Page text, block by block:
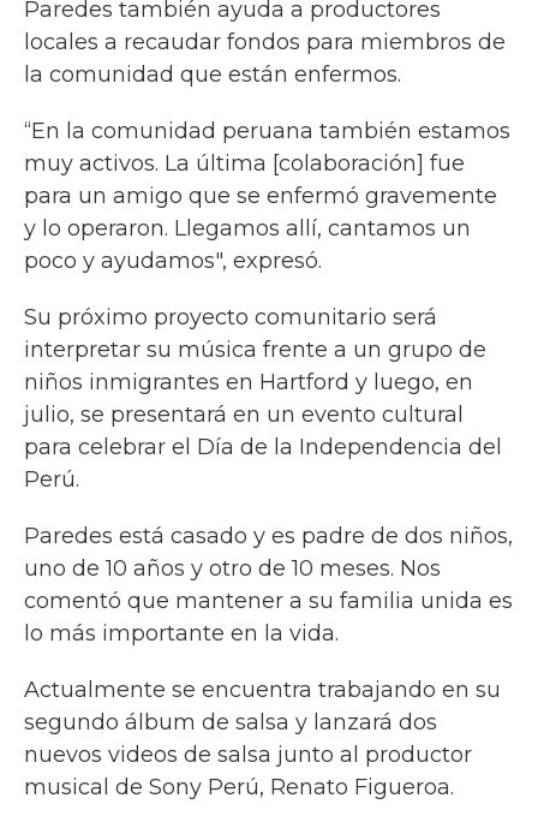
Paredes también ayuda a productores
locales a recaudar fondos para miembros de
la comunidad que están enfermos.
“En la comunidad peruana también estamos
muy activos. La última [colaboración] fue
para un amigo que se enfermó gravemente
y lo operaron. Llegamos allí, cantamos un
poco y ayudamos", expresó.
Su próximo proyecto comunitario será
interpretar su música frente a un grupo de
niños inmigrantes en Hartford y luego, en
julio, se presentará en un evento cultural
para celebrar el Día de la Independencia del
Perú.
Paredes está casado y es padre de dos niños,
uno de 10 años y otro de 10 meses. Nos
comentó que mantener a su familia unida es
lo más importante en la vida.
Actualmente se encuentra trabajando en su
segundo álbum de salsa y lanzará dos
nuevos videos de salsa junto al productor
musical de Sony Perú, Renato Figueroa.